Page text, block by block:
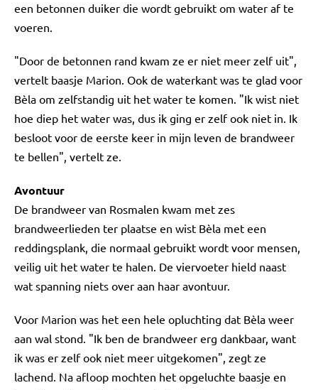
een betonnen duiker die wordt gebruikt om water af te
voeren.
"Door de betonnen rand kwam ze er niet meer zelf uit",
vertelt baasje Marion. Ook de waterkant was te glad voor
Bèla om zelfstandig uit het water te komen. "Ik wist niet
hoe diep het water was, dus ik ging er zelf ook niet in. Ik
besloot voor de eerste keer in mijn leven de brandweer
te bellen", vertelt ze.
Avontuur
De brandweer van Rosmalen kwam met zes
brandweerlieden ter plaatse en wist Bèla met een
reddingsplank, die normaal gebruikt wordt voor mensen,
veilig uit het water te halen. De viervoeter hield naast
wat spanning niets over aan haar avontuur.
Voor Marion was het een hele opluchting dat Bèla weer
aan wal stond. "Ik ben de brandweer erg dankbaar, want
ik was er zelf ook niet meer uitgekomen", zegt ze
lachend. Na afloop mochten het opgeluchte baasje en